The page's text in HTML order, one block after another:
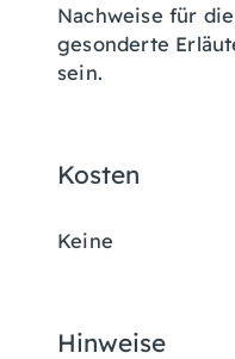
Nachweise für
gesonderte
sein.
Kosten
Keine
Hinweise